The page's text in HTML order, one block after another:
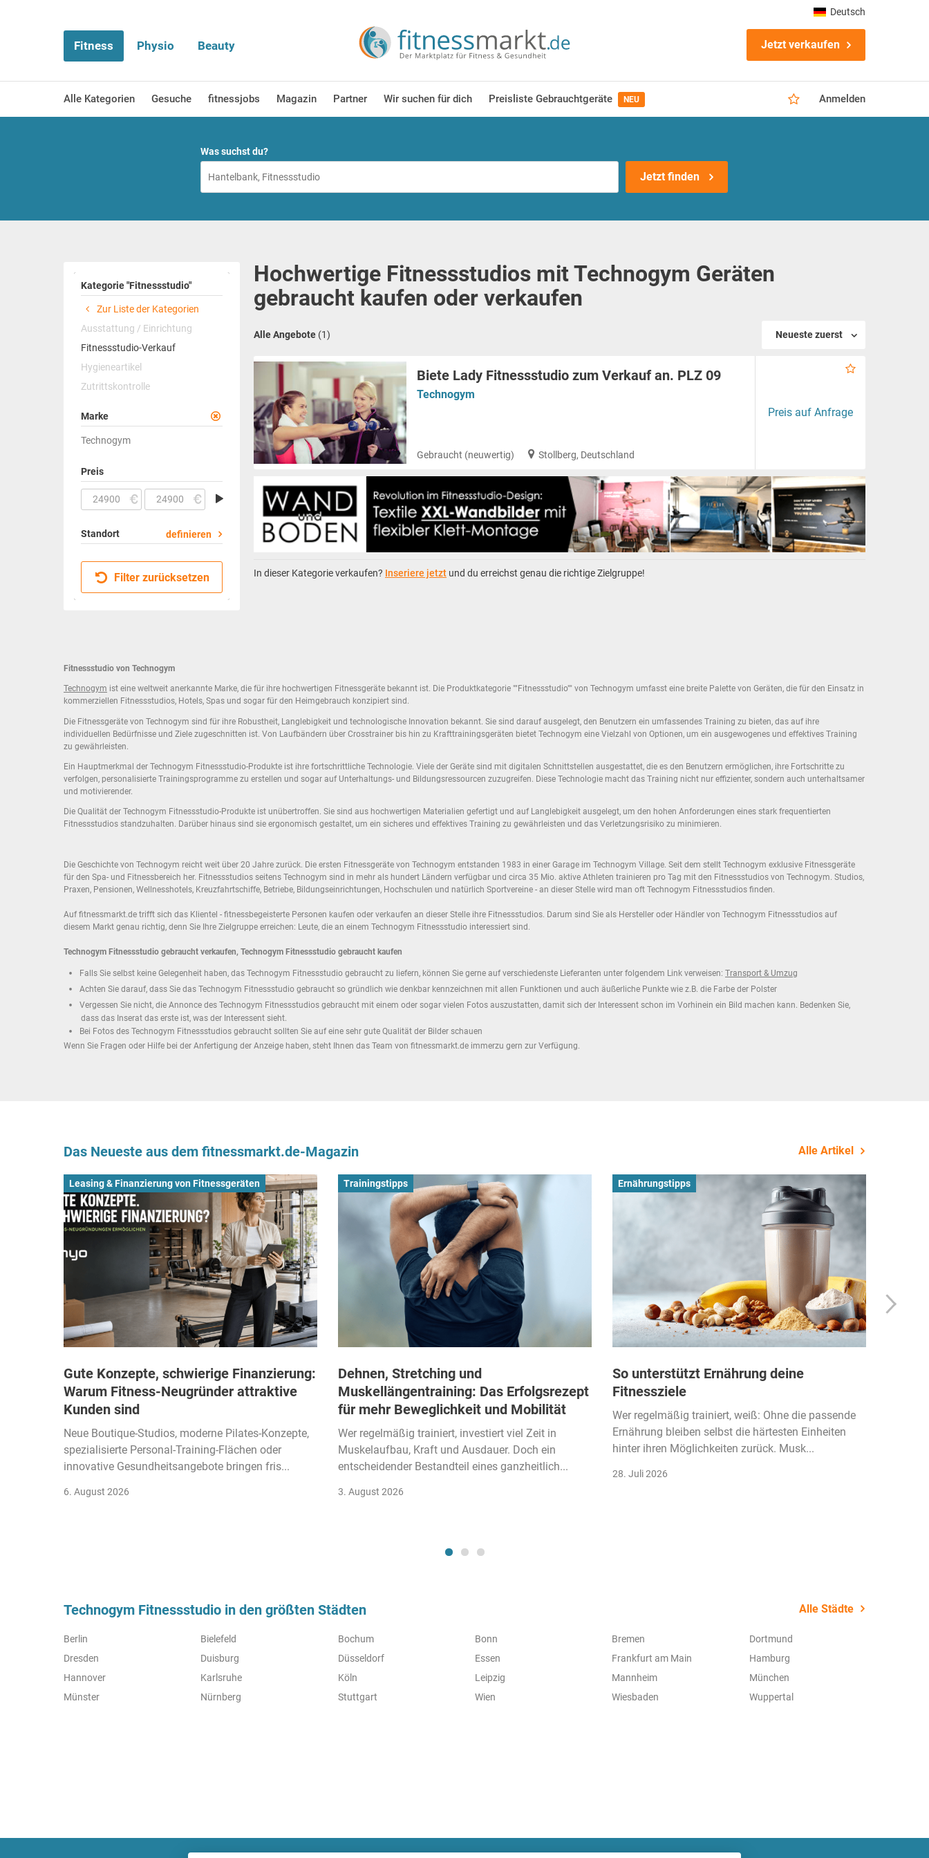
Fitness Physio Beauty Jetzt verkaufen
Alle Kategorien Gesuche fitnessjobs Magazin Partner Wir suchen für dich Preisliste Gebrauchtgeräte NEU Anmelden
Deutsch
Was suchst du?
Jetzt finden
Kategorie "Fitnessstudio"
Zur Liste der Kategorien
Ausstattung / Einrichtung
Fitnessstudio-Verkauf
Hygieneartikel
Zutrittskontrolle
Marke
Technogym
Preis
Standort definieren
Filter zurücksetzen
Hochwertige Fitnessstudios mit Technogym Geräten
gebraucht kaufen oder verkaufen
Alle Angebote (1) Neueste zuerst
Biete Lady Fitnessstudio zum Verkauf an. PLZ 09
Technogym
Gebraucht (neuwertig) Stollberg, Deutschland
Preis auf Anfrage
In dieser Kategorie verkaufen? Inseriere jetzt und du erreichst genau die richtige Zielgruppe!
Fitnessstudio von Technogym
Technogym ist eine weltweit anerkannte Marke, die für ihre hochwertigen Fitnessgeräte bekannt ist. Die Produktkategorie ""Fitnessstudio"" von Technogym umfasst eine breite Palette von Geräten, die für den Einsatz in
kommerziellen Fitnessstudios, Hotels, Spas und sogar für den Heimgebrauch konzipiert sind.
Die Fitnessgeräte von Technogym sind für ihre Robustheit, Langlebigkeit und technologische Innovation bekannt. Sie sind darauf ausgelegt, den Benutzern ein umfassendes Training zu bieten, das auf ihre
individuellen Bedürfnisse und Ziele zugeschnitten ist. Von Laufbändern über Crosstrainer bis hin zu Krafttrainingsgeräten bietet Technogym eine Vielzahl von Optionen, um ein ausgewogenes und effektives Training
zu gewährleisten.
Ein Hauptmerkmal der Technogym Fitnessstudio-Produkte ist ihre fortschrittliche Technologie. Viele der Geräte sind mit digitalen Schnittstellen ausgestattet, die es den Benutzern ermöglichen, ihre Fortschritte zu
verfolgen, personalisierte Trainingsprogramme zu erstellen und sogar auf Unterhaltungs- und Bildungsressourcen zuzugreifen. Diese Technologie macht das Training nicht nur effizienter, sondern auch unterhaltsamer
und motivierender.
Die Qualität der Technogym Fitnessstudio-Produkte ist unübertroffen. Sie sind aus hochwertigen Materialien gefertigt und auf Langlebigkeit ausgelegt, um den hohen Anforderungen eines stark frequentierten
Fitnessstudios standzuhalten. Darüber hinaus sind sie ergonomisch gestaltet, um ein sicheres und effektives Training zu gewährleisten und das Verletzungsrisiko zu minimieren.
Die Geschichte von Technogym reicht weit über 20 Jahre zurück. Die ersten Fitnessgeräte von Technogym entstanden 1983 in einer Garage im Technogym Village. Seit dem stellt Technogym exklusive Fitnessgeräte
für den Spa- und Fitnessbereich her. Fitnessstudios seitens Technogym sind in mehr als hundert Ländern verfügbar und circa 35 Mio. aktive Athleten trainieren pro Tag mit den Fitnessstudios von Technogym. Studios,
Praxen, Pensionen, Wellnesshotels, Kreuzfahrtschiffe, Betriebe, Bildungseinrichtungen, Hochschulen und natürlich Sportvereine - an dieser Stelle wird man oft Technogym Fitnessstudios finden.
Auf fitnessmarkt.de trifft sich das Klientel - fitnessbegeisterte Personen kaufen oder verkaufen an dieser Stelle ihre Fitnessstudios. Darum sind Sie als Hersteller oder Händler von Technogym Fitnessstudios auf
diesem Markt genau richtig, denn Sie Ihre Zielgruppe erreichen: Leute, die an einem Technogym Fitnessstudio interessiert sind.
Technogym Fitnessstudio gebraucht verkaufen, Technogym Fitnessstudio gebraucht kaufen
Falls Sie selbst keine Gelegenheit haben, das Technogym Fitnessstudio gebraucht zu liefern, können Sie gerne auf verschiedenste Lieferanten unter folgendem Link verweisen: Transport & Umzug
Achten Sie darauf, dass Sie das Technogym Fitnessstudio gebraucht so gründlich wie denkbar kennzeichnen mit allen Funktionen und auch äußerliche Punkte wie z.B. die Farbe der Polster
Vergessen Sie nicht, die Annonce des Technogym Fitnessstudios gebraucht mit einem oder sogar vielen Fotos auszustatten, damit sich der Interessent schon im Vorhinein ein Bild machen kann. Bedenken Sie,
dass das Inserat das erste ist, was der Interessent sieht.
Bei Fotos des Technogym Fitnessstudios gebraucht sollten Sie auf eine sehr gute Qualität der Bilder schauen
Wenn Sie Fragen oder Hilfe bei der Anfertigung der Anzeige haben, steht Ihnen das Team von fitnessmarkt.de immerzu gern zur Verfügung.
Das Neueste aus dem fitnessmarkt.de-Magazin Alle Artikel
Leasing & Finanzierung von Fitnessgeräten
Gute Konzepte, schwierige Finanzierung:
Warum Fitness-Neugründer attraktive
Kunden sind
Neue Boutique-Studios, moderne Pilates-Konzepte,
spezialisierte Personal-Training-Flächen oder
innovative Gesundheitsangebote bringen fris...
6. August 2026
Trainingstipps
Dehnen, Stretching und
Muskellängentraining: Das Erfolgsrezept
für mehr Beweglichkeit und Mobilität
Wer regelmäßig trainiert, investiert viel Zeit in
Muskelaufbau, Kraft und Ausdauer. Doch ein
entscheidender Bestandteil eines ganzheitlich...
3. August 2026
Ernährungstipps
So unterstützt Ernährung deine
Fitnessziele
Wer regelmäßig trainiert, weiß: Ohne die passende
Ernährung bleiben selbst die härtesten Einheiten
hinter ihren Möglichkeiten zurück. Musk...
28. Juli 2026
Technogym Fitnessstudio in den größten Städten Alle Städte
Berlin Bielefeld Bochum Bonn Bremen
Dortmund
Dresden
Duisburg Düsseldorf Essen Frankfurt am Main
Hamburg
Hannover
Karlsruhe Köln Leipzig Mannheim
München
Münster
Nürnberg Stuttgart Wien Wiesbaden Wuppertal